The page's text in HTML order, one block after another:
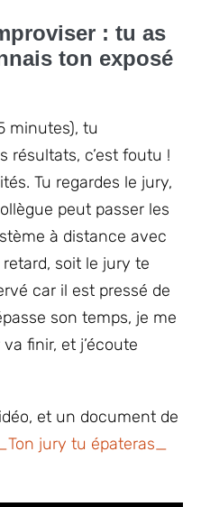
: tu as
ton exposé
minutes), tu
résultats, c’est foutu !
Tu regardes le jury,
peut passer les
à distance avec
soit le jury te
car il est pressé de
son temps, je me
finir, et j’écoute
et un document de
jury tu épateras_